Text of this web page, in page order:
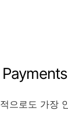
으로도 가장